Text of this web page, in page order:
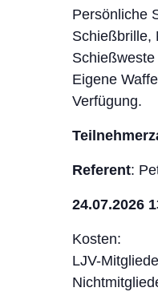
Persönliche
Schießbrille,
Schießweste
Eigene
Verfügung.
Referent:
24.07.2026
Kosten:
LJV-